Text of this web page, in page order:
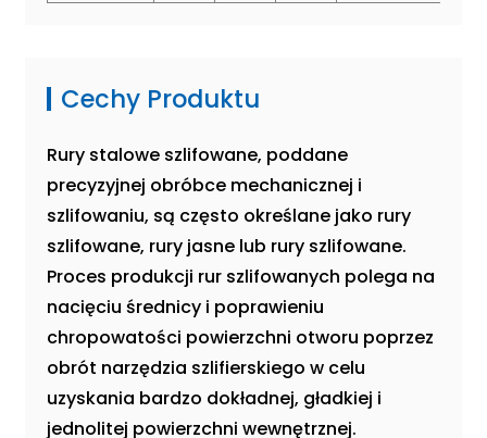
Cechy Produktu
Rury stalowe szlifowane, poddane
precyzyjnej obróbce mechanicznej i
szlifowaniu, są często określane jako rury
szlifowane, rury jasne lub rury szlifowane.
Proces produkcji rur szlifowanych polega na
nacięciu średnicy i poprawieniu
chropowatości powierzchni otworu poprzez
obrót narzędzia szlifierskiego w celu
uzyskania bardzo dokładnej, gładkiej i
jednolitej powierzchni wewnętrznej.